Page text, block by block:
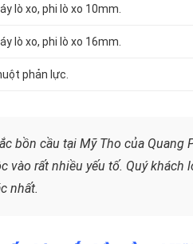
lò xo, phi lò xo 10mm.
lò xo, phi lò xo 16mm.
phản lực.
bồn cầu tại Mỹ Tho của Quang
vào rất nhiều yếu tố. Quý khách
nhất.